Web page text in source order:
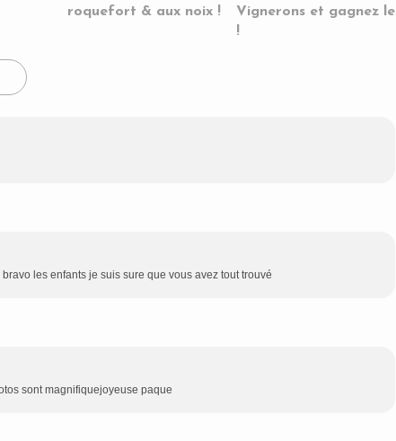
roquefort & aux noix !
Vignerons et gagnez le
!
les enfants je suis sure que vous avez tout trouvé
sont magnifiquejoyeuse paque